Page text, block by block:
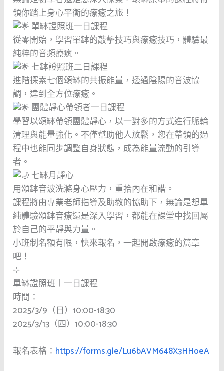
領你踏上身心平衡的療癒之旅！
單缽證照班一日課程
從零開始，學習單缽的敲擊技巧與療癒技巧，體驗最
純粹的音頻療癒。
七缽證照班二日課程
進階探索七個頌缽的共振能量，透過陰陽的音波協
調，達到全方位療癒。
團體靜心帶領者一日課程
學習以頌缽帶領團體靜心，以一對多的方式進行脈輪
清理與能量強化。不僅幫助他人放鬆，您在帶領的過
程中也能同步調整自身狀態，成為能量流動的引導
者。
七缽月靜心
用頌缽音波洗滌身心壓力，重拾內在和諧。
課程將由專業老師指導及助教的協助下，無論是想單
純體驗頌缽音療還是深入學習，都能在課堂中找回屬
於自己的平靜與力量。
小班制名額有限，快來報名，一起開啟療癒的篇章
吧！
⊹
單缽證照班︱一日課程
時間：
2025/3/9（日）10:00-18:30
2025/3/13（四）10:00-18:30
報名表格： https://forms.gle/Lu6bAVM648X3HHoeA